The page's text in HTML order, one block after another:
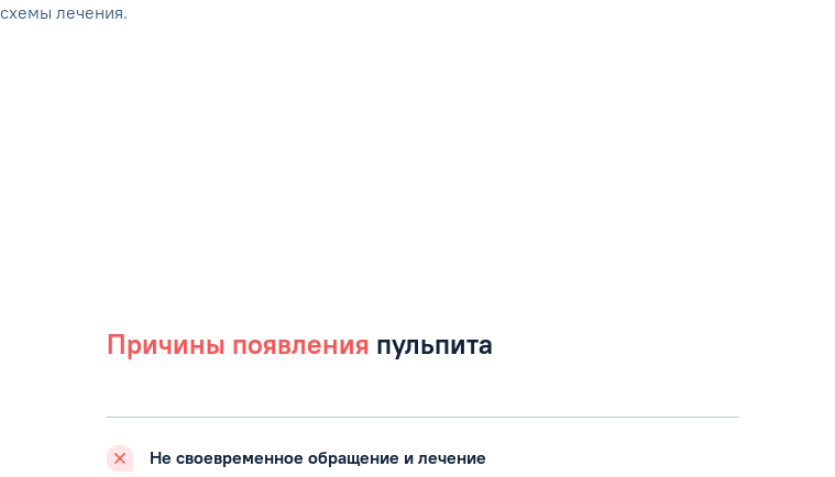
схемы лечения.
Причины появления пульпита
Не своевременное обращение и лечение